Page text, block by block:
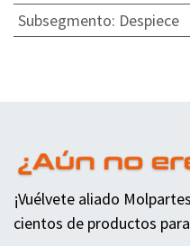
Subsegmento: Despiece
¡Vuélvete aliado
cientos de productos